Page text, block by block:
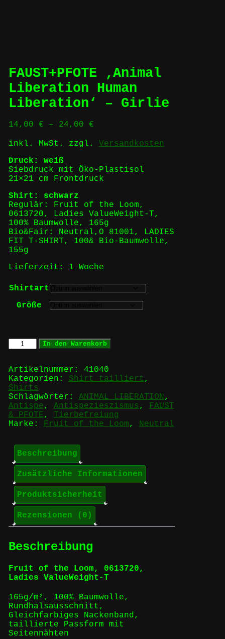
FAUST+PFOTE ‚Animal
Liberation Human
Liberation‘ – Girlie
14,00 € – 24,00 €
inkl. MwSt. zzgl. Versandkosten
Druck: weiß
Siebdruck mit Öko-Plastisol
21×21 cm Frontdruck
Shirt: schwarz
Regulär: Fruit of the Loom,
0613720, Ladies ValueWeight-T,
100% Baumwolle, 165g
Bio&Fair: Neutral,O 81001, LADIES
FIT T-SHIRT, 100& Bio-Baumwolle,
155g
Lieferzeit: 1 Woche
Shirtart
Größe
FAUST+PFOTE
'Animal
Human
Liberation'
-
Girlie
Menge
In den Warenkorb
Artikelnummer: 41040
Kategorien: Shirt tailliert ,
Shirts
Schlagwörter: ANIMAL LIBERATION,
Antispe, Antispezieszismus , FAUST
& PFOTE, Tierbefreiung
Marke: Fruit of the Loom, Neutral
Beschreibung
Zusätzliche Informationen
Produktsicherheit
Rezensionen (0)
Beschreibung
Fruit of the Loom, 0613720,
Ladies ValueWeight-T
165g/m², 100% Baumwolle,
Rundhalsausschnitt,
Gleichfarbiges Nackenband,
taillierte Passform mit
Seitennähten